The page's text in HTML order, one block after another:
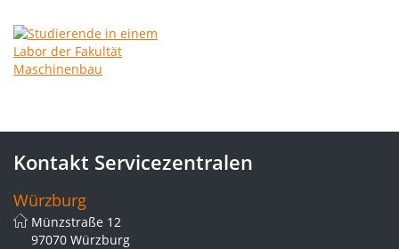
Kontakt Servicezentralen
Würzburg
Münzstraße 12
97070 Würzburg